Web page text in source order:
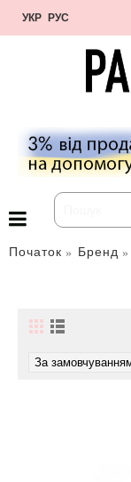
УКР РУС
Початок Бренд